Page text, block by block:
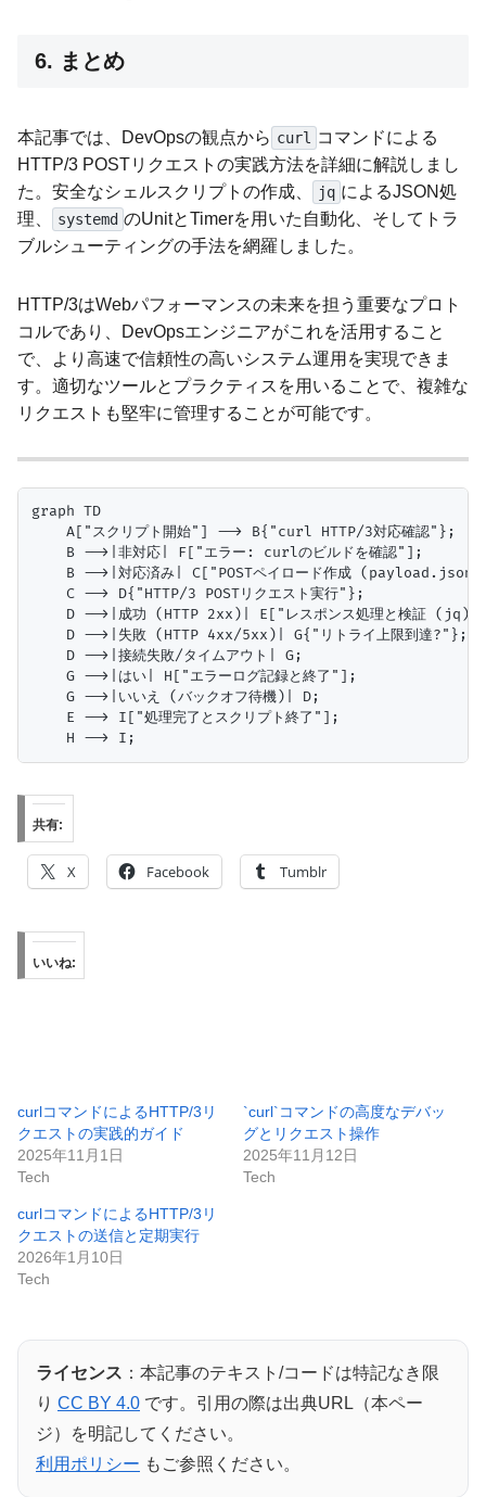
6. まとめ
本記事では、DevOpsの観点から curl
コマンドによる
HTTP/3 POSTリクエストの実践方法を詳細に解説しまし
た。安全なシェルスクリプトの作成、
jq によるJSON処
理、
systemd のUnitとTimerを用いた自動化、そしてトラ
ブルシューティングの手法を網羅しました。
HTTP/3はWebパフォーマンスの未来を担う重要なプロト
コルであり、DevOpsエンジニアがこれを活用すること
で、より高速で信頼性の高いシステム運用を実現できま
す。適切なツールとプラクティスを用いることで、複雑な
リクエストも堅牢に管理することが可能です。
graph TD
    A["スクリプト開始"] --> B{"curl HTTP/3対応確認"};
    B -->|非対応| F["エラー: curlのビルドを確認"];
B -->|対応済み| C["POSTペイロード作成
    C --> D{"HTTP/3 POSTリクエスト実行"};
D -->|成功 (HTTP 2xx)| E["レスポンス処理と検証
    D -->|失敗 (HTTP 4xx/5xx)| G{"リトライ上限到達?"};
    D -->|接続失敗/タイムアウト| G;
    G -->|はい| H["エラーログ記録と終了"];
    G -->|いいえ (バックオフ待機)| D;
    E --> I["処理完了とスクリプト終了"];
共有:
X Facebook Tumblr
いいね:
curlコマンドによるHTTP/3リ
クエストの実践的ガイド
2025年11月1日
Tech
`curl`コマンドの高度なデバッ
グとリクエスト操作
2025年11月12日
Tech
curlコマンドによるHTTP/3リ
クエストの送信と定期実行
2026年1月10日
Tech
ライセンス ：本記事のテキスト/コードは特記なき限
り CC BY 4.0 です。引用の際は出典URL（本ペー
ジ）を明記してください。
利用ポリシー もご参照ください。